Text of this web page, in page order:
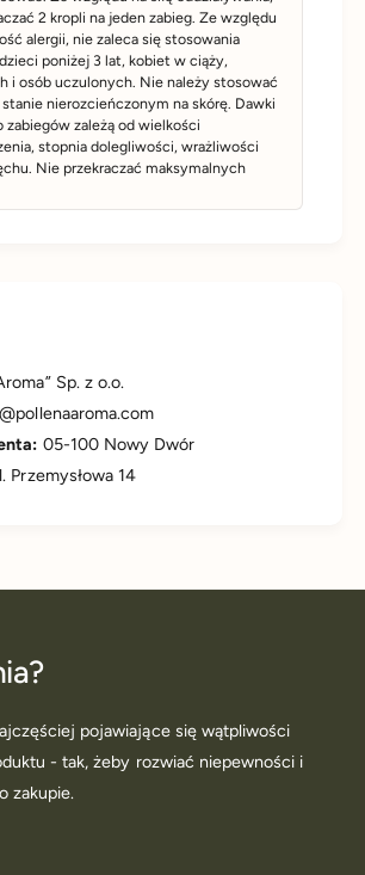
2 kropli na jeden zabieg. Ze względu
alergii, nie zaleca się stosowania
poniżej 3 lat, kobiet w ciąży,
i osób uczulonych. Nie należy stosować
nierozcieńczonym na skórę. Dawki
zabiegów zależą od wielkości
stopnia dolegliwości, wrażliwości
Nie przekraczać maksymalnych
Sp. z o.o.
05-100 Nowy Dwór
Przemysłowa 14
pojawiające się wątpliwości
- tak, żeby rozwiać niepewności i
zakupie.